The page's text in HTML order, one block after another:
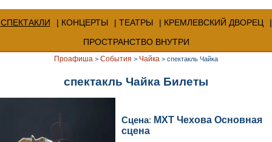
СПЕКТАКЛИ КОНЦЕРТЫ ТЕАТРЫ
КРЕМЛЕВСКИЙ ДВОРЕЦ
ПРОСТРАНСТВО ВНУТРИ
Проафиша > События > Чайка > спектакль Чайка
спектакль Чайка Билеты
Сцена: МХТ Чехова Основная
сцена